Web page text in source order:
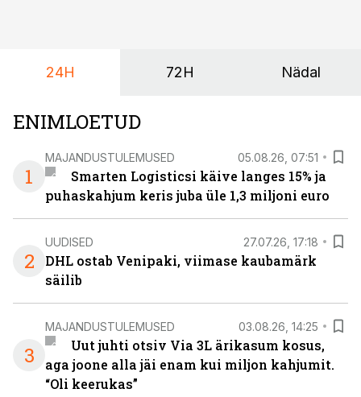
24H 72H Nädal
ENIMLOETUD
1
MAJANDUSTULEMUSED 05.08.26, 07:51
Smarten Logisticsi käive langes 15% ja
puhaskahjum keris juba üle 1,3 miljoni euro
2
UUDISED 27.07.26, 17:18
DHL ostab Venipaki, viimase kaubamärk
säilib
3
MAJANDUSTULEMUSED 03.08.26, 14:25
Uut juhti otsiv Via 3L ärikasum kosus,
aga joone alla jäi enam kui miljon kahjumit.
“Oli keerukas”